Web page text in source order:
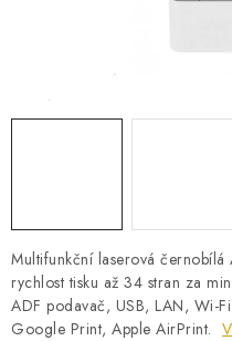
Multifunkční laserová
rychlost tisku až 34 stran za
ADF podavač, USB, LAN, Wi-
Google Print, Apple AirPrint.